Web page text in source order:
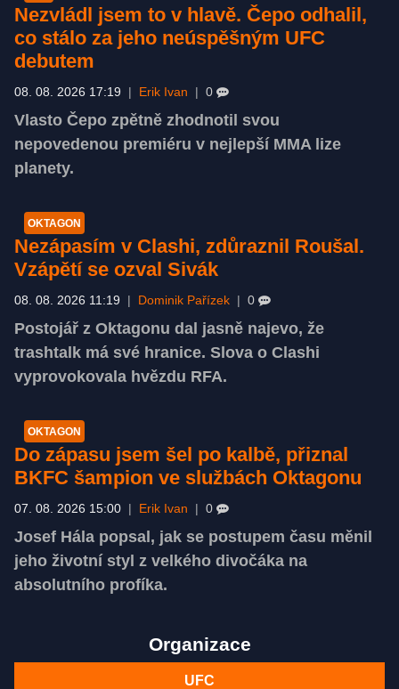
Nezvládl jsem to v hlavě. Čepo odhalil,
co stálo za jeho neúspěšným UFC
debutem
08. 08. 2026 17:19 | Erik Ivan | 0
Vlasto Čepo zpětně zhodnotil svou
nepovedenou premiéru v nejlepší MMA lize
planety.
OKTAGON
Nezápasím v Clashi, zdůraznil Roušal.
Vzápětí se ozval Sivák
08. 08. 2026 11:19 | Dominik Pařízek | 0
Postojář z Oktagonu dal jasně najevo, že
trashtalk má své hranice. Slova o Clashi
vyprovokovala hvězdu RFA.
OKTAGON
Do zápasu jsem šel po kalbě, přiznal
BKFC šampion ve službách Oktagonu
07. 08. 2026 15:00 | Erik Ivan | 0
Josef Hála popsal, jak se postupem času měnil
jeho životní styl z velkého divočáka na
absolutního profíka.
Organizace
UFC